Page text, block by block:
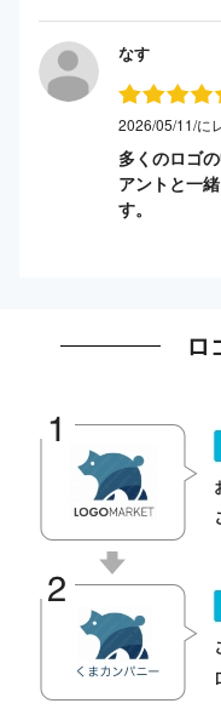
なす
2026/05/11/に
多くのロゴ
アントと一
す。
ロ